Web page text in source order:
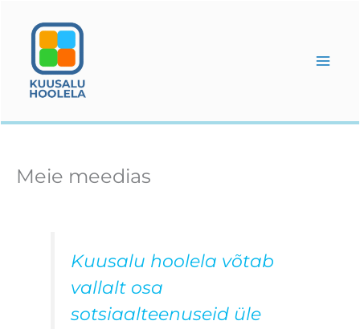
content
Meie meedias
Kuusalu hoolela võtab
vallalt osa
sotsiaalteenuseid üle